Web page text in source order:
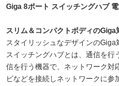
Giga 8ポート スイッチングハブ
スリム＆コンパクトボディのGiga
スタイリッシュなデザインのGiga
スイッチングハブとは、通信を行
信を行う機器で、ネットワーク対
ビなどを接続しネットワークに参